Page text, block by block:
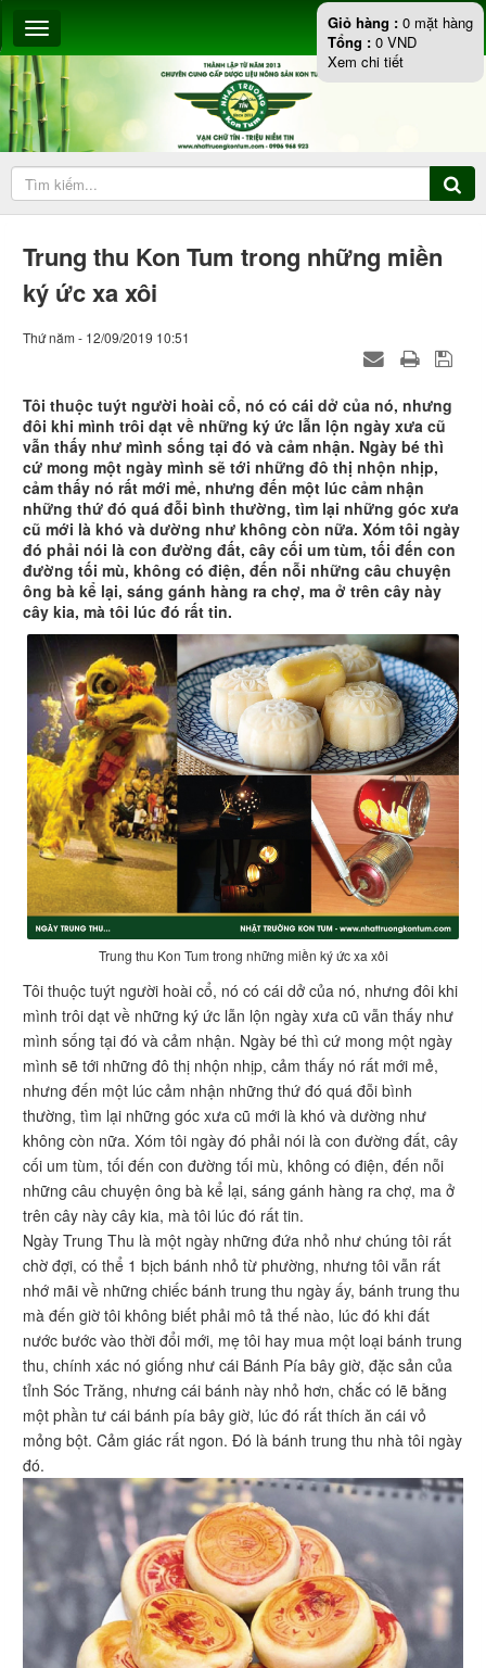
Trung thu Kon Tum trong những miền
ký ức xa xôi
Thứ năm - 12/09/2019 10:51
Tôi thuộc tuýt người hoài cổ, nó có cái dở của nó, nhưng
đôi khi mình trôi dạt về những ký ức lẫn lộn ngày xưa cũ
vẫn thấy như mình sống tại đó và cảm nhận. Ngày bé thì
cứ mong một ngày mình sẽ tới những đô thị nhộn nhịp,
cảm thấy nó rất mới mẻ, nhưng đến một lúc cảm nhận
những thứ đó quá đỗi bình thường, tìm lại những góc xưa
cũ mới là khó và dường như không còn nữa. Xóm tôi ngày
đó phải nói là con đường đất, cây cối um tùm, tối đến con
đường tối mù, không có điện, đến nỗi những câu chuyện
ông bà kể lại, sáng gánh hàng ra chợ, ma ở trên cây này
cây kia, mà tôi lúc đó rất tin.
Trung thu Kon Tum trong những miền ký ức xa xôi
Tôi thuộc tuýt người hoài cổ, nó có cái dở của nó, nhưng đôi khi
mình trôi dạt về những ký ức lẫn lộn ngày xưa cũ vẫn thấy như
mình sống tại đó và cảm nhận. Ngày bé thì cứ mong một ngày
mình sẽ tới những đô thị nhộn nhịp, cảm thấy nó rất mới mẻ,
nhưng đến một lúc cảm nhận những thứ đó quá đỗi bình
thường, tìm lại những góc xưa cũ mới là khó và dường như
không còn nữa. Xóm tôi ngày đó phải nói là con đường đất, cây
cối um tùm, tối đến con đường tối mù, không có điện, đến nỗi
những câu chuyện ông bà kể lại, sáng gánh hàng ra chợ, ma ở
trên cây này cây kia, mà tôi lúc đó rất tin.
Ngày Trung Thu là một ngày những đứa nhỏ như chúng tôi rất
chờ đợi, có thể 1 bịch bánh nhỏ từ phường, nhưng tôi vẫn rất
nhớ mãi về những chiếc bánh trung thu ngày ấy, bánh trung thu
mà đến giờ tôi không biết phải mô tả thế nào, lúc đó khi đất
nước bước vào thời đổi mới, mẹ tôi hay mua một loại bánh trung
thu, chính xác nó giống như cái Bánh Pía bây giờ, đặc sản của
tỉnh Sóc Trăng, nhưng cái bánh này nhỏ hơn, chắc có lẽ bằng
một phần tư cái bánh pía bây giờ, lúc đó rất thích ăn cái vỏ
mỏng bột. Cảm giác rất ngon. Đó là bánh trung thu nhà tôi ngày
đó.
Giỏ hàng : 0 mặt hàng
Tổng : 0 VND
Xem chi tiết